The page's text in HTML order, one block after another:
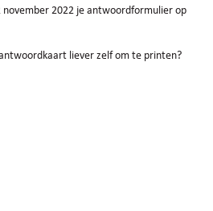
november 2022 je antwoordformulier op
liever zelf om te printen?